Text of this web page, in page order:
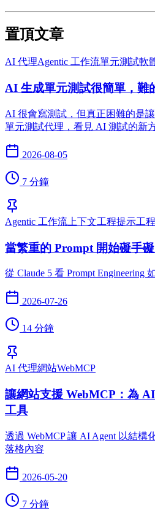
置頂文章
AI 代理Agentic 工作流單元測試軟
AI 生成單元測試很簡單，難
AI 很會寫測試，但真正困難的是
單元測試代理，看見 AI 測試的新
2026-08-05
7 分鐘
Agentic 工作流 上下文工程提示工程
當繁重的 Prompt 開始礙手
從 Claude 5 看 Prompt Engineering
2026-07-26
14 分鐘
AI 代理網站WebMCP
讓網站支援 WebMCP：為
工具
透過 WebMCP 讓 AI Agent 以結構
落格內容
2026-05-20
7 分鐘